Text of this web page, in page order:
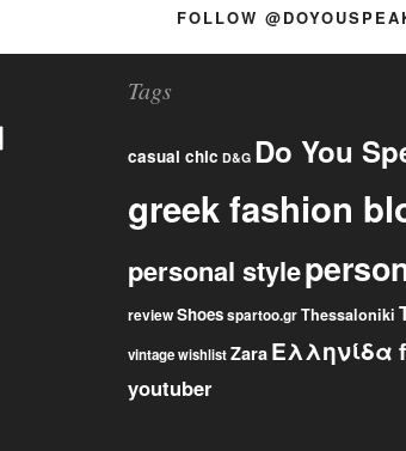
FOLLOW
Tags
casual chic D&G Do You
greek fashion
personal style
reviewShoesspartoo.grThessaloniki
vintagewishlistZara Ελληνίδα
youtuber